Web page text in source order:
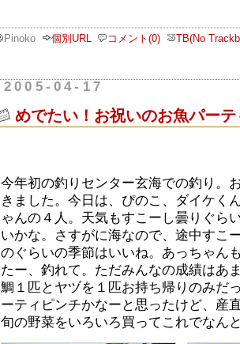
Pinoko 個別URL コメント(0) TB(No
2005-04-17
めでたい！お祝いのお魚パーテ
今年初の釣りセンター玄海での釣り。
きました。今日は、ぴのこ、ダイケく
ゃんの４人。天気もすこーし曇りぐら
いかな。さすがに海なので、途中すこ
のぐらいの季節はいいね。あっちゃん
たー、釣れて。ただみんなの成績はあ
鯛１匹とヤヅを１匹お持ち帰りのみだ
ーティピンチかなーと思ったけど、産
旬の野菜をいろいろ買ってこれでなん